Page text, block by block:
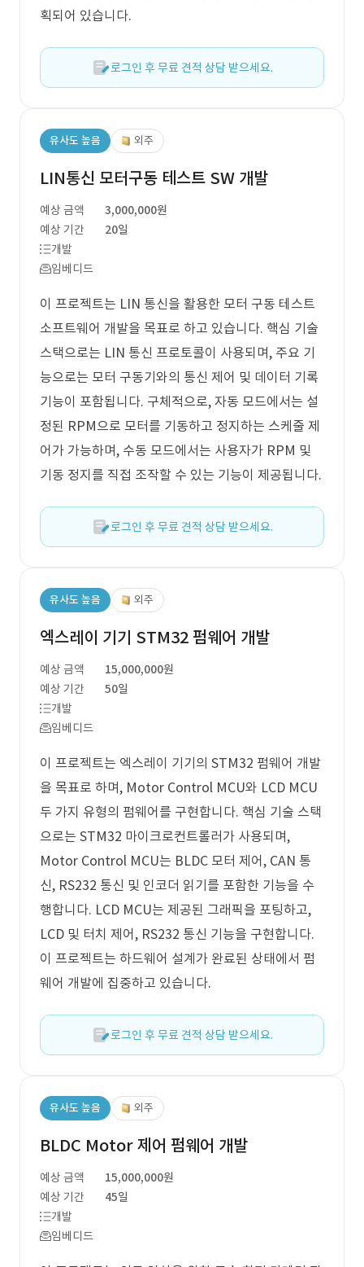
획되어 있습니다.
로그인 후 무료 견적 상담 받으세요.
유사도 높음 외주
LIN통신 모터구동 테스트 SW 개발
예상 금액
3,000,000원
예상 기간
20일
개발
임베디드
이 프로젝트는 LIN 통신을 활용한 모터 구동 테스트
소프트웨어 개발을 목표로 하고 있습니다. 핵심 기술
스택으로는 LIN 통신 프로토콜이 사용되며, 주요 기
능으로는 모터 구동기와의 통신 제어 및 데이터 기록
기능이 포함됩니다. 구체적으로, 자동 모드에서는 설
정된 RPM으로 모터를 기동하고 정지하는 스케줄 제
어가 가능하며, 수동 모드에서는 사용자가 RPM 및
기동 정지를 직접 조작할 수 있는 기능이 제공됩니다.
로그인 후 무료 견적 상담 받으세요.
유사도 높음 외주
엑스레이 기기 STM32 펌웨어 개발
예상 금액
15,000,000원
예상 기간
50일
개발
임베디드
이 프로젝트는 엑스레이 기기의 STM32 펌웨어 개발
을 목표로 하며, Motor Control MCU와 LCD MCU
두 가지 유형의 펌웨어를 구현합니다. 핵심 기술 스택
으로는 STM32 마이크로컨트롤러가 사용되며,
Motor Control MCU는 BLDC 모터 제어, CAN 통
신, RS232 통신 및 인코더 읽기를 포함한 기능을 수
행합니다. LCD MCU는 제공된 그래픽을 포팅하고,
LCD 및 터치 제어, RS232 통신 기능을 구현합니다.
이 프로젝트는 하드웨어 설계가 완료된 상태에서 펌
웨어 개발에 집중하고 있습니다.
로그인 후 무료 견적 상담 받으세요.
유사도 높음 외주
BLDC Motor 제어 펌웨어 개발
예상 금액
15,000,000원
예상 기간
45일
개발
임베디드